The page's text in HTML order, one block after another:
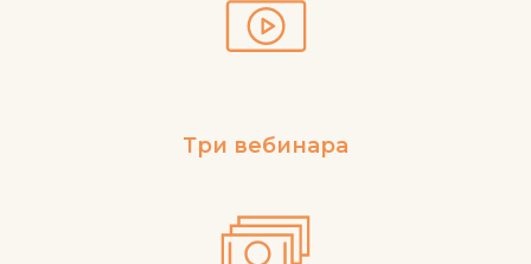
Три вебинара